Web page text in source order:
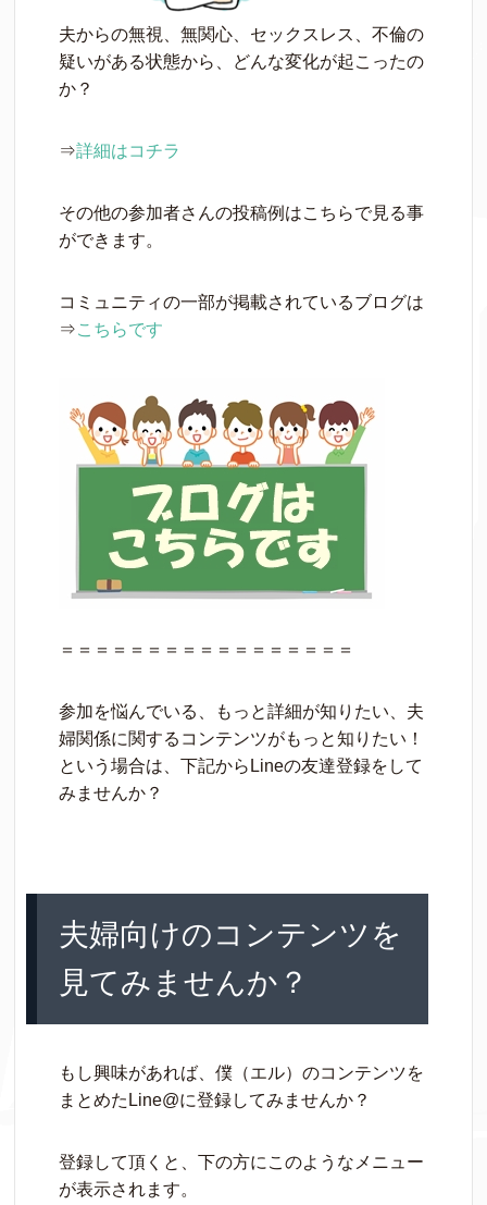
夫からの無視、無関心、セックスレス、不倫の
疑いがある状態から、どんな変化が起こったの
か？
⇒詳細はコチラ
その他の参加者さんの投稿例はこちらで見る事
ができます。
コミュニティの一部が掲載されているブログは
⇒こちらです
＝＝＝＝＝＝＝＝＝＝＝＝＝＝＝＝＝
参加を悩んでいる、もっと詳細が知りたい、夫
婦関係に関するコンテンツがもっと知りたい！
という場合は、下記からLineの友達登録をして
みませんか？
夫婦向けのコンテンツを
見てみませんか？
もし興味があれば、僕（エル）のコンテンツを
まとめたLine@に登録してみませんか？
登録して頂くと、下の方にこのようなメニュー
が表示されます。